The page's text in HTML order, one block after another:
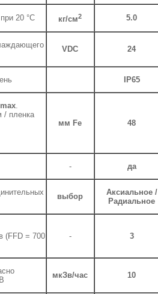
20 °С кг/см2 5.0
VDC 24
IP65
max.
/ пленка
мм Fe 48
- да
выбор
Аксиальное /
Радиальное
(FFD = 700
- 3
мкЗв/час 10